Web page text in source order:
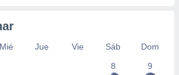
Mié Jue Vie Sáb
Dom
8
9